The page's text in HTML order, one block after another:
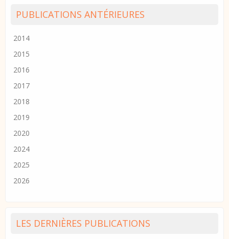
PUBLICATIONS ANTÉRIEURES
2014
2015
2016
2017
2018
2019
2020
2024
2025
2026
LES DERNIÈRES PUBLICATIONS